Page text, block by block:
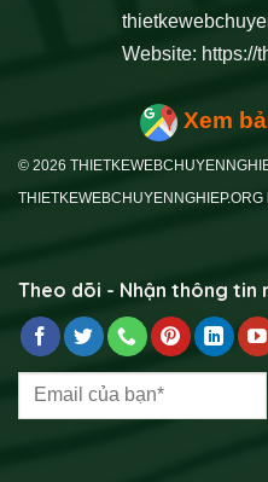
Website: https://
Xem
© 2026
Theo dõi - Nhận thông tin